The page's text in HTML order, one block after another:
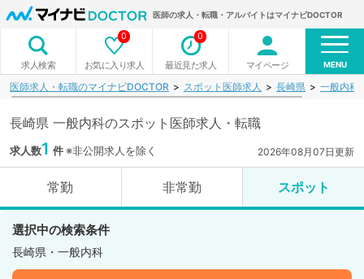
医師の求人・転職・アルバイトはマイナビDOCTOR
求人検索 お気に入り求人
0
最近見た求人
0
マイページ MENU
医師求人・転職のマイナビDOCTOR スポット医師求人 長崎県 一般内科
長崎県 一般内科のスポット医師求人・転職
求人数1 件※非公開求人を除く 2026年08月07日更新
常勤 非常勤 スポット
選択中の検索条件
長崎県・一般内科